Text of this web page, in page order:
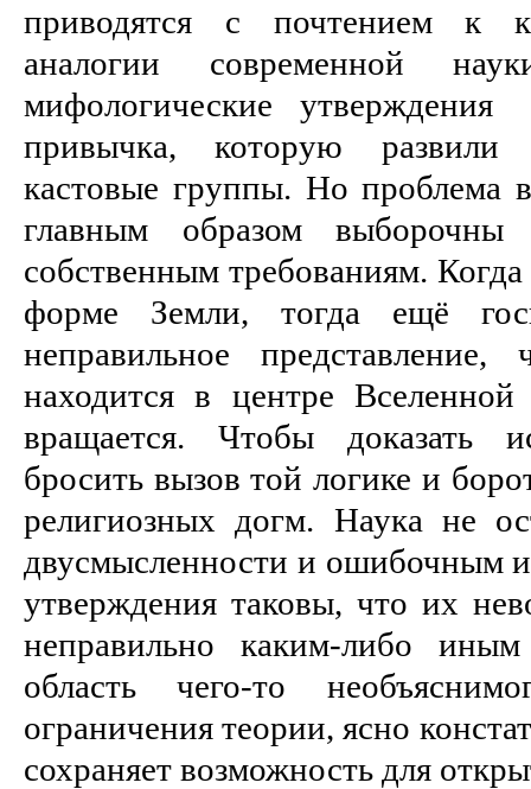
приводятся с почтением к
аналогии современной
мифологические
привычка, которую развили
кастовые группы. Но проблема
главным образом
собственным требованиям.
форме Земли, тогда ещё
неправильное
находится в центре
вращается. Чтобы доказать
бросить вызов той логике и
религиозных догм. Наука не
двусмысленности и ошибочным
утверждения таковы, что их
неправильно каким-либо
область чего-то
ограничения теории, ясно
сохраняет возможность для